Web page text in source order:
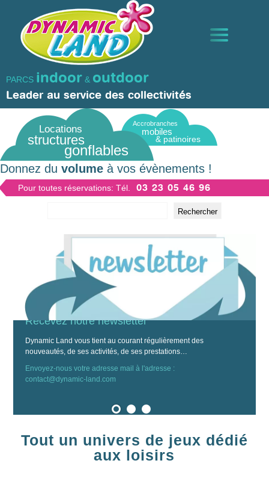
principal
PARCS indoor & outdoor
Leader au service des collectivités
Locations
structures
gonflables
Accrobranches
mobiles
& patinoires
Donnez du volume à vos évènements !
Pour toutes réservations: Tél. 03 23 05 46 96
STRUCTURES GONFLABLES
TRAMPOLINES ET GRIMPES
ANIMATIONS
ACTIVITÉS D’HIVER ET AQUATIQUES
FORMULES & PARCS DE JEUX
DYNAMIC LAND
TÉLÉCHARGEZ NOTRE CATALOGUE
Recevez notre newsletter
Dynamic Land vous tient au courant régulièrement des
nouveautés, de ses activités, de ses prestations…
Envoyez-nous votre adresse mail à l'adresse :
contact@dynamic-land.com
1 2 3
Tout un univers de jeux dédié
aux loisirs